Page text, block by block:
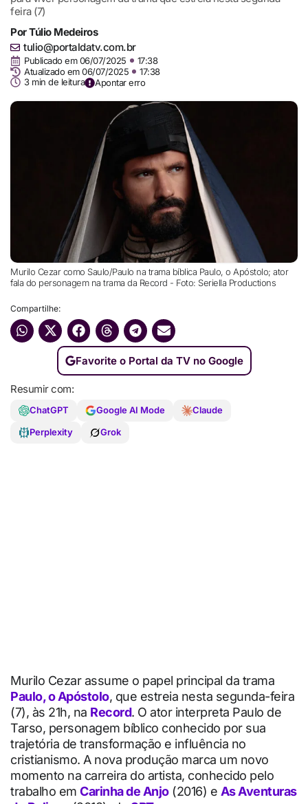
feira (7)
PorTúlio Medeiros
tulio@portaldatv.com.br
Publicado em 06/07/2025
17:38
Atualizado em 06/07/2025
17:38
3 min de leitura
Apontar erro
Murilo Cezar como Saulo/Paulo na trama bíblica Paulo, o Apóstolo; ator
fala do personagem na trama da Record - Foto: Seriella Productions
Compartilhe:
Favorite o Portal da TV no Google
Resumir com:
ChatGPT Google AI Mode
Claude
Perplexity
Grok
Murilo Cezar assume o papel principal da trama
Paulo, o Apóstolo, que estreia nesta segunda-feira
(7), às 21h, na Record. O ator interpreta Paulo de
Tarso, personagem bíblico conhecido por sua
trajetória de transformação e influência no
cristianismo. A nova produção marca um novo
momento na carreira do artista, conhecido pelo
trabalho em Carinha de Anjo(2016) e As Aventuras